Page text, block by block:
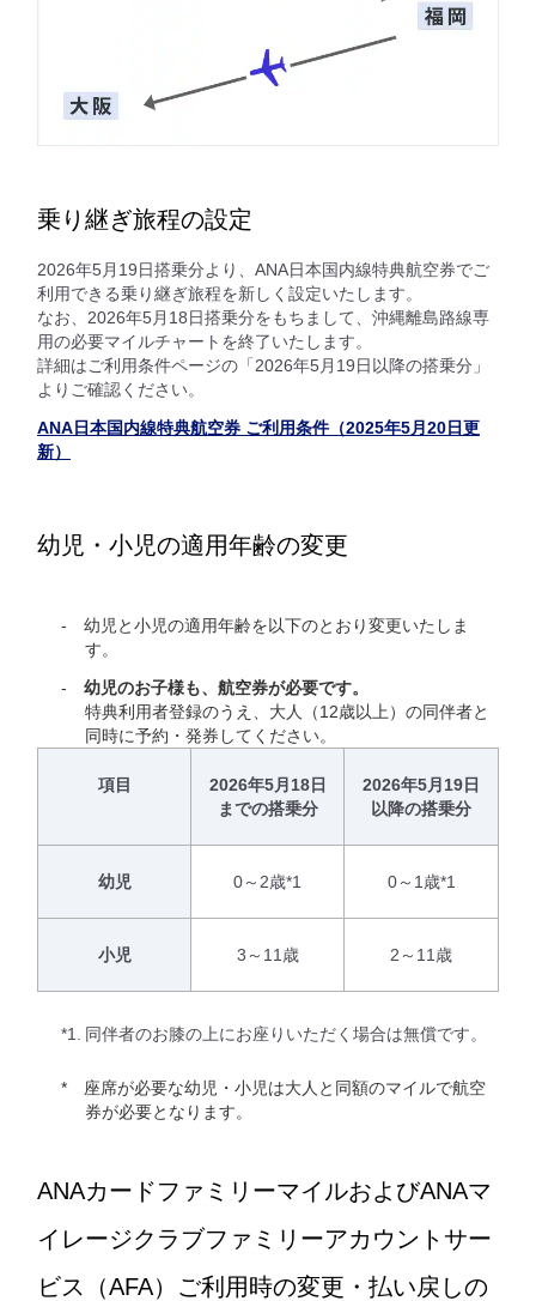
乗り継ぎ旅程の設定
2026年5月19日搭乗分より、ANA日本国内線特典航空券でご
利用できる乗り継ぎ旅程を新しく設定いたします。
なお、2026年5月18日搭乗分をもちまして、沖縄離島路線専
用の必要マイルチャートを終了いたします。
詳細はご利用条件ページの「2026年5月19日以降の搭乗分」
よりご確認ください。
ANA日本国内線特典航空券 ご利用条件（2025年5月20日更
新）
幼児・小児の適用年齢の変更
幼児と小児の適用年齢を以下のとおり変更いたしま
す。
幼児のお子様も、航空券が必要です。
特典利用者登録のうえ、大人（12歳以上）の同伴者と
同時に予約・発券してください。
項目
2026年5月18日
までの搭乗分
2026年5月19日
以降の搭乗分
幼児 0～2歳*1 0～1歳*1
小児 3～11歳 2～11歳
*1. 同伴者のお膝の上にお座りいただく場合は無償です。
座席が必要な幼児・小児は大人と同額のマイルで航空
券が必要となります。
ANAカードファミリーマイルおよびANAマ
イレージクラブファミリーアカウントサー
ビス（AFA）ご利用時の変更・払い戻しの